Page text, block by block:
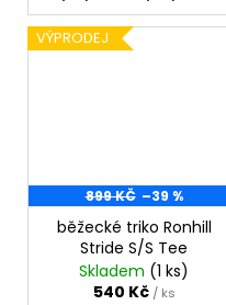
VÝPRODEJ
899 KČ –39 %
běžecké triko Ronhill
Stride S/S Tee
Skladem (1 ks)
540 Kč / ks